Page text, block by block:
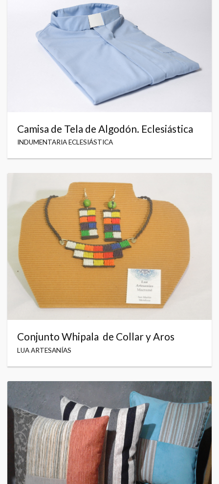
Camisa de Tela de Algodón. Eclesiástica
INDUMENTARIA ECLESIÁSTICA
Conjunto Whipala de Collar y Aros
LUA ARTESANÍAS